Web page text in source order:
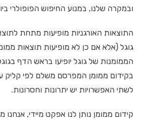
ובמקרה שלנו, במנוע החיפוש הפופולרי
התוצאות האורגניות מופיעות מתחת
גוגל (אלא אם כן לא מופיעות תוצאות
הממומנות של גוגל יופיעו בראש הדף
בקידום ממומן המפרסם משלם לפי קליק
לשתי האפשרויות יש יתרונות וחסרונות.
קידום ממומן נותן לנו אפקט מיידי, אנחנו